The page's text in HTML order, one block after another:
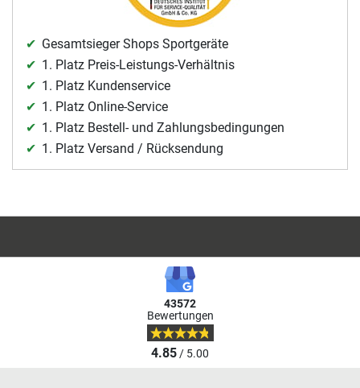
Gesamtsieger Shops Sportgeräte
1. Platz Preis-Leistungs-Verhältnis
1. Platz Kundenservice
1. Platz Online-Service
1. Platz Bestell- und Zahlungsbedingungen
1. Platz Versand / Rücksendung
43572
Bewertungen
4.85/ 5.00